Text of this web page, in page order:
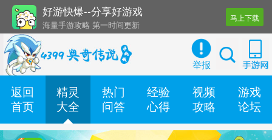
好游快爆--分享好游戏
海量手游攻略 第一时间更新
还有几十款实用辅助工具
马上下载
举报
返回
首页
精灵
大全
热门
问答
经验
心得
视频
攻略
游戏
论坛